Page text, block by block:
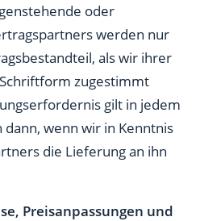
oder
werden nur
als wir ihrer
zugestimmt
gilt in jedem
dann, wenn wir in Kenntnis
die Lieferung an ihn
Preisanpassungen und